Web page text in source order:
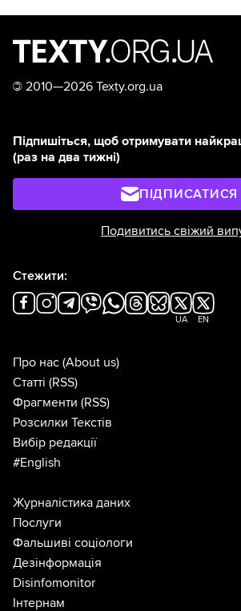
© 2010—2026 Texty.org.ua
Підпишіться, щоб отримувати
(раз на два тижні)
ПІДПИСАТИСЯ
Подивитись свіжий
Стежити:
UA EN
Про нас (About us)
Статті (RSS)
Фрагменти (RSS)
Розсилки Текстів
Вибір редакції
#English
Журналістика даних
Послуги
Фальшиві соціологи
Дезінформація
Disinfomonitor
Інтернам